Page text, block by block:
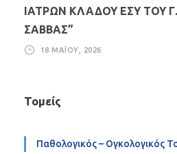
ΙΑΤΡΩΝ ΚΛΑΔΟΥ ΕΣΥ ΤΟΥ
ΣΑΒΒΑΣ”
18 ΜΑΪ́ΟΥ, 2026
Τομείς
Παθολογικός – Ογκολογικός